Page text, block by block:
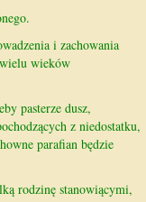
i zachowania
wieków
pasterze dusz,
z niedostatku,
parafian będzie
rodzinę stanowiącymi,